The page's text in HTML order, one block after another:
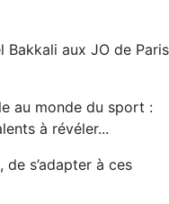
Bakkali aux JO de Paris
au monde du sport :
à révéler...
s’adapter à ces